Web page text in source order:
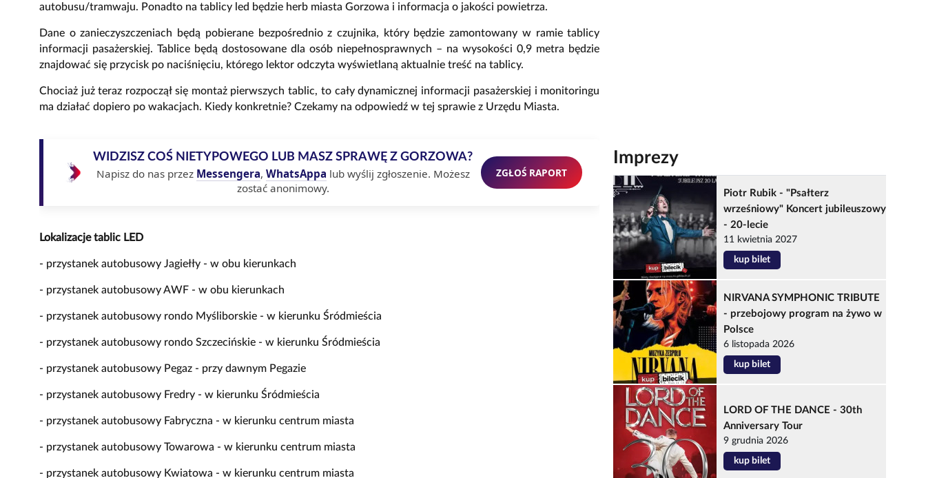
autobusu/tramwaju. Ponadto na tablicy led będzie herb miasta Gorzowa i informacja o jakości powietrza.
Dane o zanieczyszczeniach będą pobierane bezpośrednio z czujnika, który będzie zamontowany w ramie tablicy
informacji pasażerskiej. Tablice będą dostosowane dla osób niepełnosprawnych – na wysokości 0,9 metra będzie
znajdować się przycisk po naciśnięciu, którego lektor odczyta wyświetlaną aktualnie treść na tablicy.
Chociaż już teraz rozpoczął się montaż pierwszych tablic, to cały dynamicznej informacji pasażerskiej i monitoringu
ma działać dopiero po wakacjach. Kiedy konkretnie? Czekamy na odpowiedź w tej sprawie z Urzędu Miasta.
WIDZISZ COŚ NIETYPOWEGO LUB MASZ SPRAWĘ Z GORZOWA?
Napisz do nas przez Messengera, WhatsAppa lub wyślij zgłoszenie. Możesz
zostać anonimowy.
ZGŁOŚ RAPORT
Lokalizacje tablic LED
- przystanek autobusowy Jagiełły - w obu kierunkach
- przystanek autobusowy AWF - w obu kierunkach
- przystanek autobusowy rondo Myśliborskie - w kierunku Śródmieścia
- przystanek autobusowy rondo Szczecińskie - w kierunku Śródmieścia
- przystanek autobusowy Pegaz - przy dawnym Pegazie
- przystanek autobusowy Fredry - w kierunku Śródmieścia
- przystanek autobusowy Fabryczna - w kierunku centrum miasta
- przystanek autobusowy Towarowa - w kierunku centrum miasta
- przystanek autobusowy Kwiatowa - w kierunku centrum miasta
Imprezy
Piotr Rubik - "Psałterz
wrześniowy" Koncert jubileuszowy
- 20-lecie
11 kwietnia 2027
kup bilet
NIRVANA SYMPHONIC TRIBUTE
- przebojowy program na żywo w
Polsce
6 listopada 2026
kup bilet
LORD OF THE DANCE - 30th
Anniversary Tour
9 grudnia 2026
kup bilet